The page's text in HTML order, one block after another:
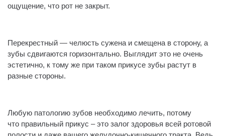
ощущение, что рот не закрыт.
Перекрестный — челюсть сужена и смещена в сторону, а
зубы сдвигаются горизонтально. Выглядит это не очень
эстетично, к тому же при таком прикусе зубы растут в
разные стороны.
Любую патологию зубов необходимо лечить, потому
что правильный прикус – это залог здоровья всей ротовой